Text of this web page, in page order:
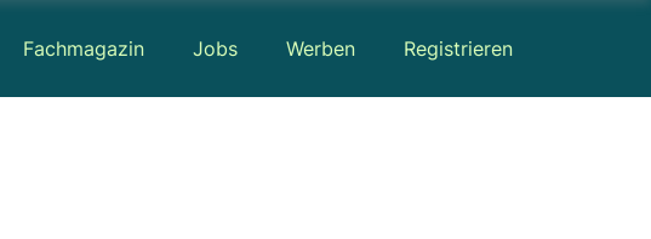
Fachmagazin Jobs Werben Registrieren